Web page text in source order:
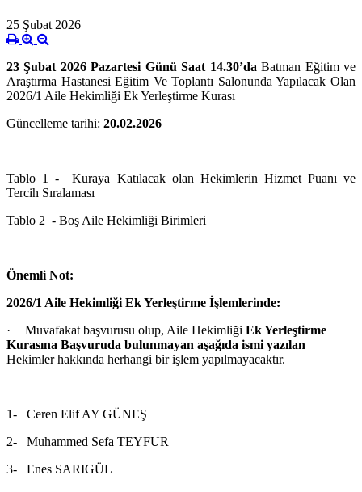
25 Şubat 2026
23 Şubat 2026 Pazartesi Günü Saat 14.30’da Batman Eğitim ve
Araştırma Hastanesi Eğitim Ve Toplantı Salonunda Yapılacak Olan
2026/1 Aile Hekimliği Ek Yerleştirme Kurası
Güncelleme tarihi: 20.02.2026
Tablo 1 - Kuraya Katılacak olan Hekimlerin Hizmet Puanı ve
Tercih Sıralaması
Tablo 2 - Boş Aile Hekimliği Birimleri
Önemli Not:
2026/1 Aile Hekimliği Ek Yerleştirme İşlemlerinde:
·
Muvafakat başvurusu olup, Aile Hekimliği Ek Yerleştirme
Kurasına Başvuruda bulunmayan aşağıda ismi yazılan
Hekimler hakkında herhangi bir işlem yapılmayacaktır.
1-
Ceren Elif AY GÜNEŞ
2-
Muhammed Sefa TEYFUR
3-
Enes SARIGÜL